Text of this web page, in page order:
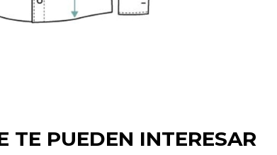
TE PUEDEN INTERESAR